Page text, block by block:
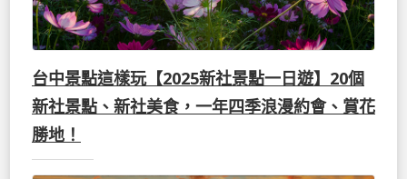
台中景點這樣玩【2025新社景點一日遊】20個
新社景點、新社美食，一年四季浪漫約會、賞花
勝地！